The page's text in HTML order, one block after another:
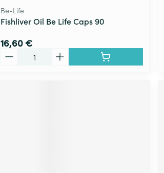
Be-Life
Fishliver Oil Be Life Caps 90
16,60 €